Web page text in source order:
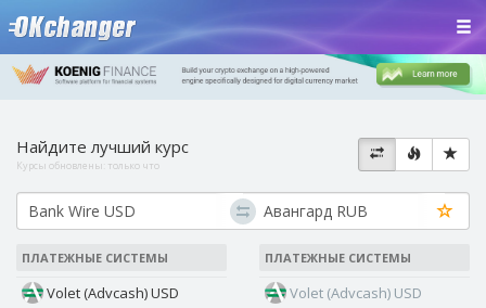
Найдите лучший курс
Курсы обновлены: только что
ПЛАТЕЖНЫЕ СИСТЕМЫ
Volet (Advcash) USD
ПЛАТЕЖНЫЕ СИСТЕМЫ
Volet (Advcash) USD